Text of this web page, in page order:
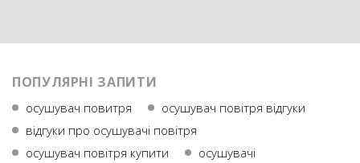
ПОПУЛЯРНІ ЗАПИТИ
осушувач повитря
осушувач повітря відгуки
відгуки про осушувачі повітря
осушувач повітря купити
осушувачі